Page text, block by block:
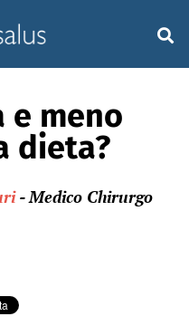
e meno
dieta?
- Medico Chirurgo